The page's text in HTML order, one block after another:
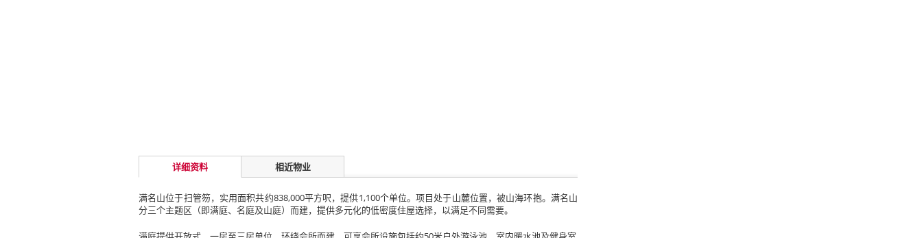
详细资料 相近物业
满名山位于扫管笏，实用面积共约838,000平方呎，提供1,100个单位。项目处于山麓位置，被山海环抱。满名山
分三个主题区（即满庭、名庭及山庭）而建，提供多元化的低密度住屋选择，以满足不同需要。